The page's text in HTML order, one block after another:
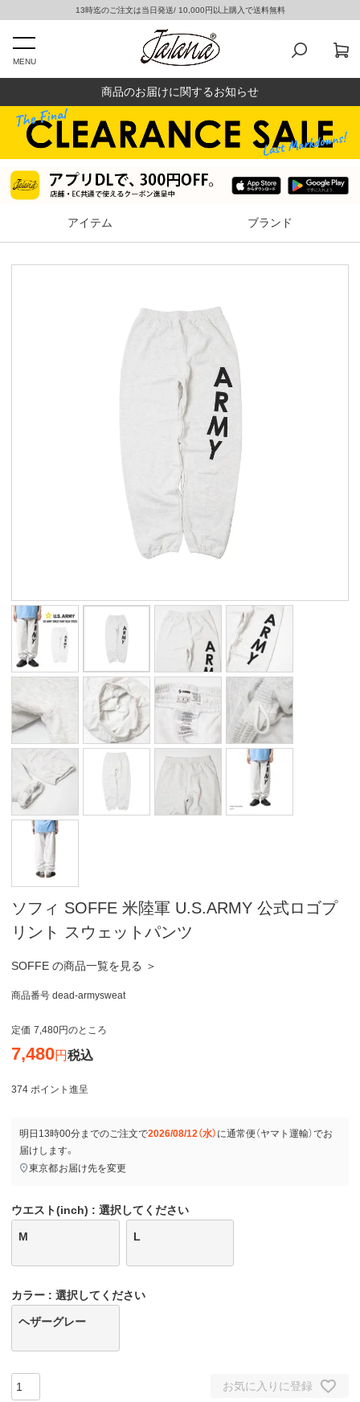
13時迄のご注文は当日発送/ 10,000円以上購入で送料無料
MENU
商品のお届けに関するお知らせ
アイテム ブランド
ソフィ SOFFE 米陸軍 U.S.ARMY 公式ロゴプ
リント スウェットパンツ
SOFFE の商品一覧を見る ＞
商品番号 dead-armysweat
定価 7,480 のところ
7,480 税込
374 ポイント進呈
明日 13時00分までのご注文で2026/08/12（水） に通常便（ヤマト運輸）でお
届けします。
東京都お届け先を変更
ウエスト(inch) 選択してください
M L
カラー 選択してください
ヘザーグレー
お気に入りに登録